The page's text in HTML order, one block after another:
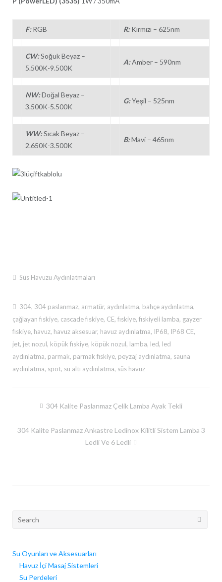
F:RGB R:Kırmızı – 625nm
CW:Soğuk Beyaz –
5.500K-9.500K
A:Amber – 590nm
NW:Doğal Beyaz –
3.500K-5.500K
G:Yeşil – 525nm
WW:Sıcak Beyaz –
2.650K-3.500K
B:Mavi – 465nm
Süs Havuzu Aydınlatmaları
304, 304 paslanmaz, armatür, aydınlatma, bahçe aydınlatma,
çağlayan fıskiye, cascade fıskiye, CE, fıskiye, fıskiyeli lamba, gayzer
fıskiye, havuz, havuz aksesuar, havuz aydınlatma, IP68, IP68 CE,
jet, jet nozul, köpük fıskiye, köpük nozul, lamba, led, led
aydınlatma, parmak, parmak fıskiye, peyzaj aydınlatma, sauna
aydınlatma, spot, su altı aydınlatma, süs havuz
dolaşımı
304 Kalite Paslanmaz Çelik Lamba Ayak Tekli
304 Kalite Paslanmaz Ankastre Ledinox Kilitli Sistem Lamba 3
Ledli Ve 6 Ledli
Search
Su Oyunları ve Aksesuarları
Havuz İçi Masaj Sistemleri
Su Perdeleri